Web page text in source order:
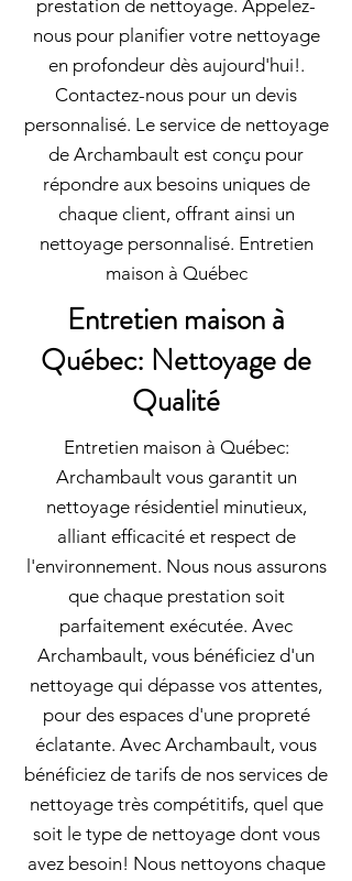
prestation de nettoyage. Appelez-
nous pour planifier votre nettoyage
en profondeur dès aujourd'hui!.
Contactez-nous pour un devis
personnalisé. Le service de nettoyage
de Archambault est conçu pour
répondre aux besoins uniques de
chaque client, offrant ainsi un
nettoyage personnalisé. Entretien
maison à Québec
Entretien maison à
Québec: Nettoyage de
Qualité
Entretien maison à Québec:
Archambault vous garantit un
nettoyage résidentiel minutieux,
alliant efficacité et respect de
l'environnement. Nous nous assurons
que chaque prestation soit
parfaitement exécutée. Avec
Archambault, vous bénéficiez d'un
nettoyage qui dépasse vos attentes,
pour des espaces d'une propreté
éclatante. Avec Archambault, vous
bénéficiez de tarifs de nos services de
nettoyage très compétitifs, quel que
soit le type de nettoyage dont vous
avez besoin! Nous nettoyons chaque